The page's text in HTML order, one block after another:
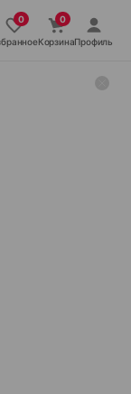
КорзинаПрофиль